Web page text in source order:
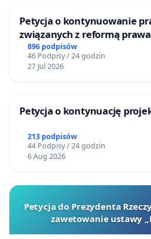
Petycja o kontynuowanie
związanych z reformą
896 podpisów
46 Podpisy / 24 godzin
27 Jul 2026
Petycja o kontynuację
213 podpisów
44 Podpisy / 24 godzin
6 Aug 2026
Petycja do Prezydenta
zawetowanie ustawy